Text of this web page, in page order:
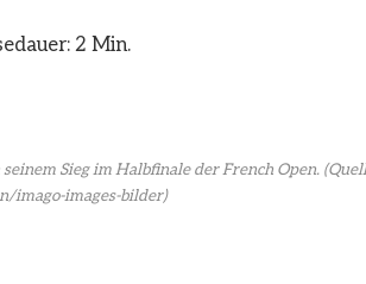
2 Min.
Sieg im Halbfinale der French Open.
imago-images-bilder)